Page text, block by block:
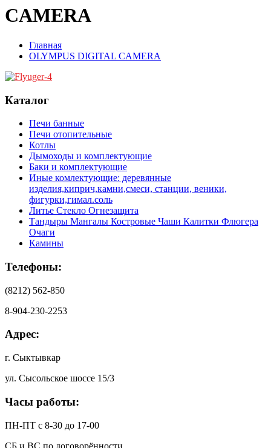
CAMERA
Главная
OLYMPUS DIGITAL CAMERA
Каталог
Печи банные
Печи отопительные
Котлы
Дымоходы и комплектующие
Баки и комплектующие
Иные комлектующие: деревянные
изделия,киприч,камни,смеси, станции, веники,
фигурки,гимал.соль
Литье Стекло Огнезащита
Тандыры Мангалы Костровые Чаши Калитки Флюгера
Очаги
Камины
Телефоны:
(8212) 562-850
8-904-230-2253
Адрес:
г. Сыктывкар
ул. Сысольское шоссе 15/3
Часы работы:
ПН-ПТ с 8-30 до 17-00
СБ и ВС по договорённости